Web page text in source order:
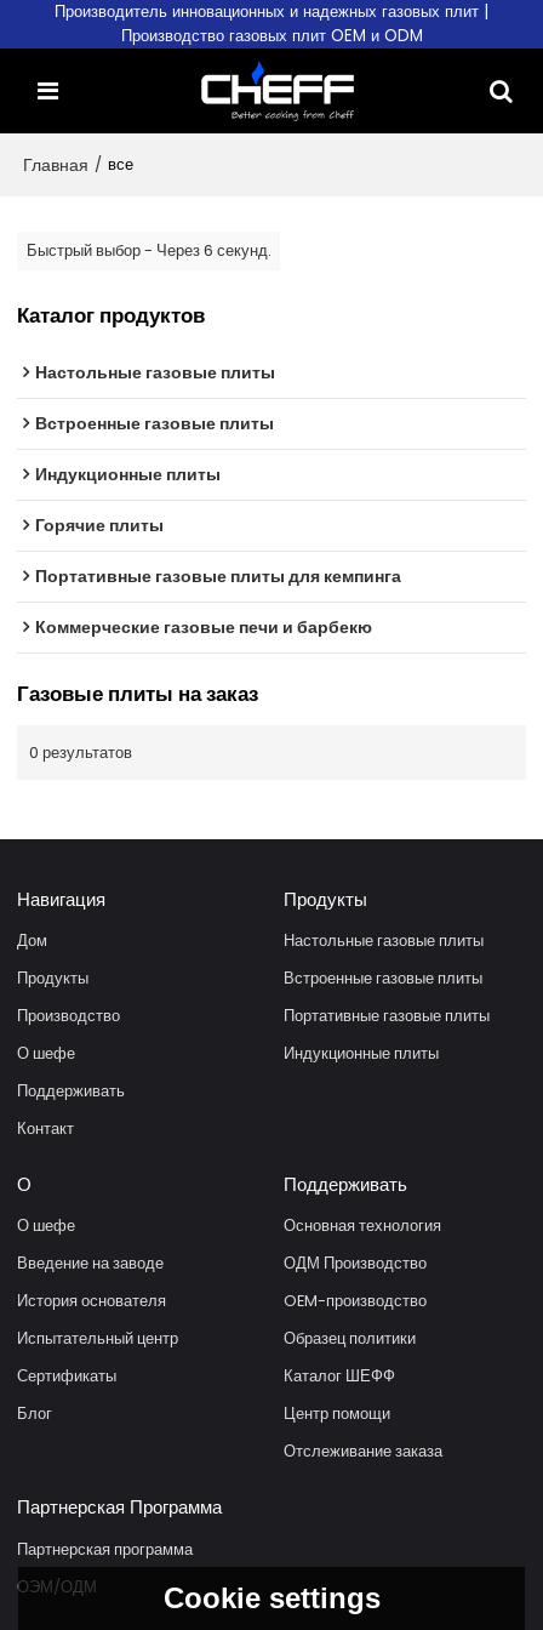
Производитель инновационных и надежных газовых плит |
Производство газовых плит OEM и ODM
Главная / все
Быстрый выбор - Через 6 секунд.
Каталог продуктов
Настольные газовые плиты
Встроенные газовые плиты
Индукционные плиты
Горячие плиты
Портативные газовые плиты для кемпинга
Коммерческие газовые печи и барбекю
Газовые плиты на заказ
0 результатов
Навигация
Дом
Продукты
Производство
О шефе
Поддерживать
Контакт
Продукты
Настольные газовые плиты
Встроенные газовые плиты
Портативные газовые плиты
Индукционные плиты
О
О шефе
Введение на заводе
История основателя
Испытательный центр
Сертификаты
Блог
Поддерживать
Основная технология
ОДМ Производство
OEM-производство
Образец политики
Каталог ШЕФФ
Центр помощи
Отслеживание заказа
Партнерская Программа
Партнерская программа
ОЭМ/ОДМ
Cookie settings